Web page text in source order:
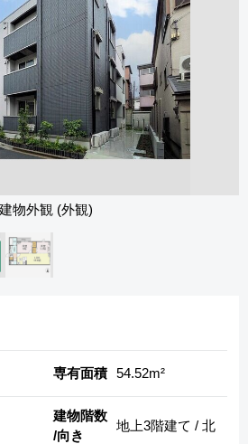
建物外観 (外観)
専有面積 54.52m²
建物階数
/向き
地上3階建て / 北